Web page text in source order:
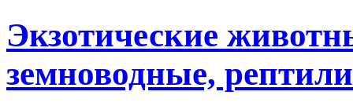
Экзотические
земноводные,